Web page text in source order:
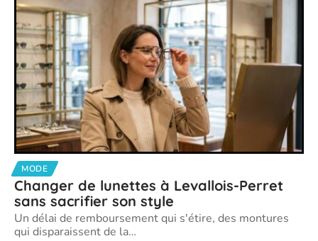
MODE
Changer de lunettes à Levallois-Perret
sans sacrifier son style
Un délai de remboursement qui s'étire, des montures
qui disparaissent de la…